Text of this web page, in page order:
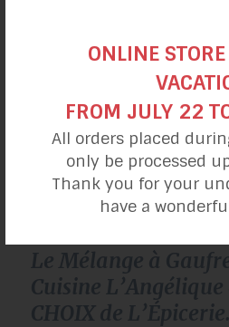
https://www.noovomoi.ca/
Auteur
Cuisine l’Angélique
Publié
le
2023-03-31
de
l’article
Publication
précédente :
Le Mélange à
Cuisine L’Angélique
CHOIX de L’Épicerie.
ONLINE
FROM JULY 22
All orders placed
only be processed
Thank you for your
have a